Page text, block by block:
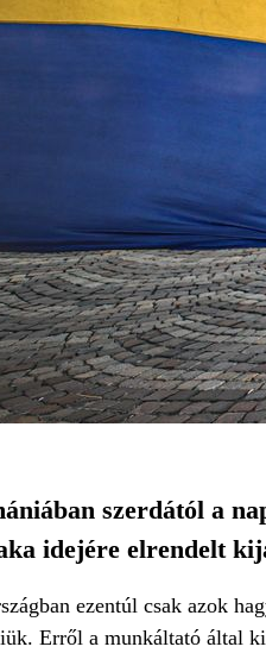
szerdától a
idejére elrendelt
ezentúl csak azok
Erről a munkáltató által